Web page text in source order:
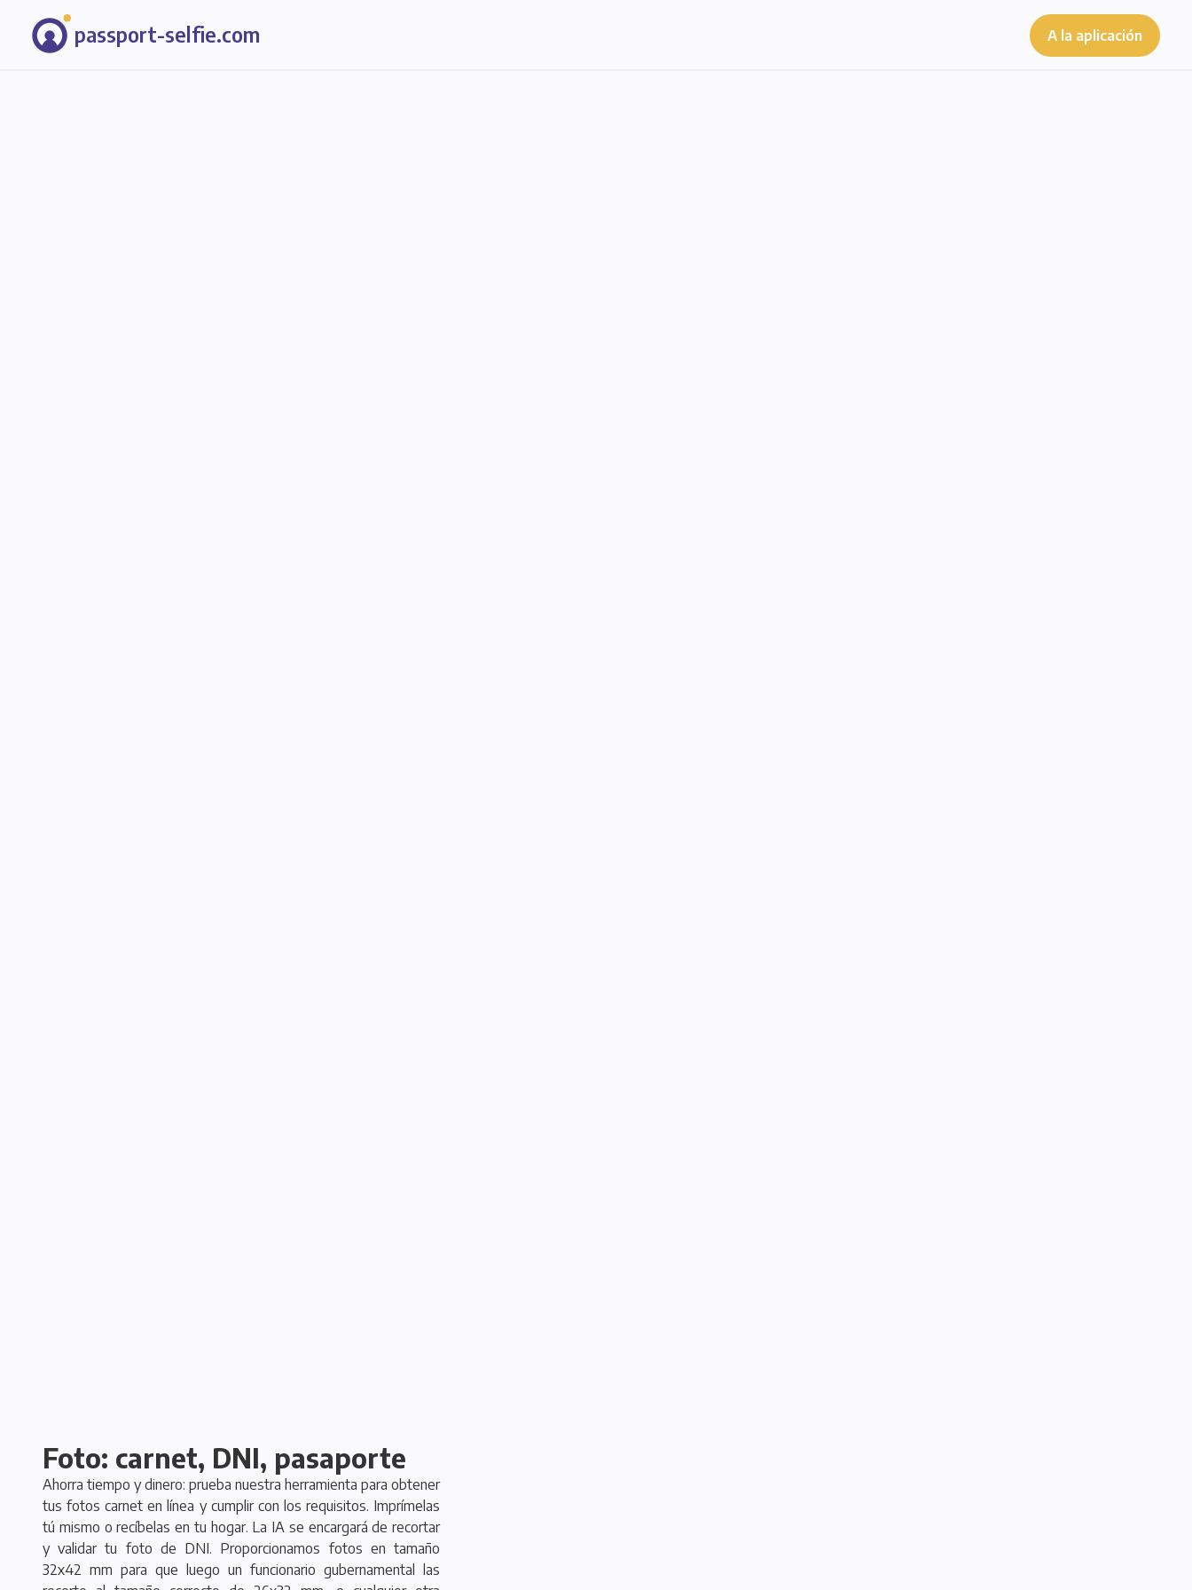
passport-selfie.com A la aplicación
Foto: carnet, DNI, pasaporte
Ahorra tiempo y dinero: prueba nuestra herramienta para obtener
tus fotos carnet en línea y cumplir con los requisitos. Imprímelas
tú mismo o recíbelas en tu hogar. La IA se encargará de recortar
y validar tu foto de DNI. Proporcionamos fotos en tamaño
32x42 mm para que luego un funcionario gubernamental las